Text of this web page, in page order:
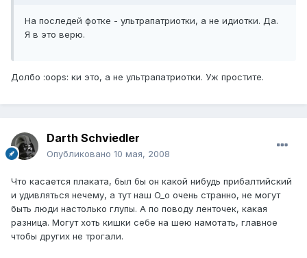
На последей фотке - ультрапатриотки, а не идиотки. Да.
Я в это верю.
Долбо :oops: ки это, а не ультрапатриотки. Уж простите.
Darth Schviedler
Опубликовано 10 мая, 2008
Что касается плаката, был бы он какой нибудь прибалтийский
и удивляться нечему, а тут наш O_o очень странно, не могут
быть люди настолько глупы. А по поводу ленточек, какая
разница. Могут хоть кишки себе на шею намотать, главное
чтобы других не трогали.